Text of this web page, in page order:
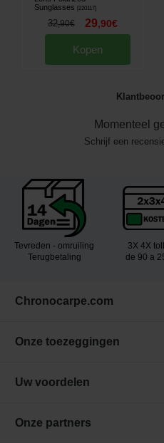
Sunglasses
220117]
32,90€ 29,90€
Kopen
Momenteel
Schrijf een
Tevreden - omruiling
Terugbetaling
3X 4X
de 90 a
Chronocarpe.com
Onze toezeggingen
Uw voordelen
Onze partners